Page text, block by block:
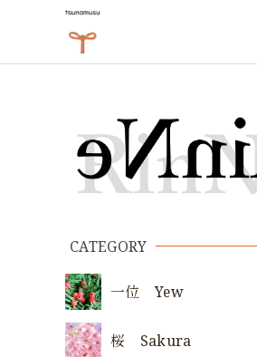
CATEGORY
一位 Yew
桜 Sakura